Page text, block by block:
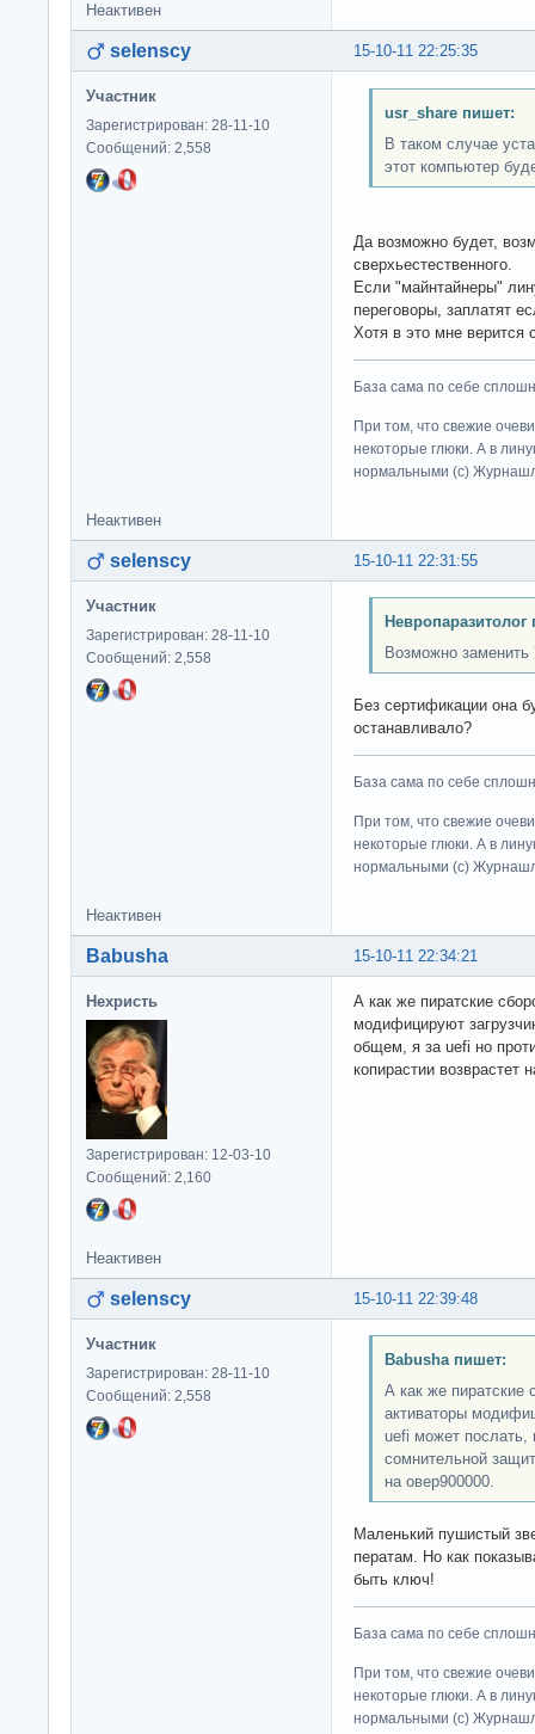
Неактивен
15-10-11 22:25:35
selenscy
Участник
Зарегистрирован: 28-11-10
Сообщений: 2,558
usr_share пишет:
В таком случае
этот компьютер
Да возможно будет,
сверхьестественного.
Если "майнтайнеры"
переговоры, заплатят
Хотя в это мне
База сама по себе
При том, что свежие
некоторые глюки. А в
нормальными (c)
Неактивен
15-10-11 22:31:55
selenscy
Участник
Зарегистрирован: 28-11-10
Сообщений: 2,558
Невропаразитолог
Возможно
Без сертификации она
останавливало?
База сама по себе
При том, что свежие
некоторые глюки. А в
нормальными (c)
Неактивен
15-10-11 22:34:21
Babusha
Нехристь
Зарегистрирован: 12-03-10
Сообщений: 2,160
А как же пиратские
модифицируют
общем, я за uefi но
копирастии возврастет
Неактивен
15-10-11 22:39:48
selenscy
Участник
Зарегистрирован: 28-11-10
Сообщений: 2,558
Babusha пишет:
А как же пиратские
активаторы
uefi может послать,
сомнительной
на овер900000.
Маленький пушистый
ператам. Но как
быть ключ!
База сама по себе
При том, что свежие
некоторые глюки. А в
нормальными (c)